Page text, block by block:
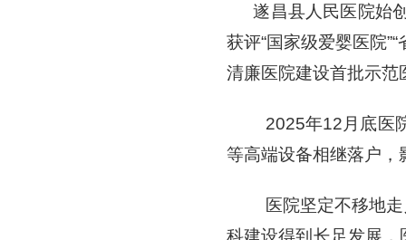
遂昌县人民医院始
获评“国家级爱婴医院
清廉医院建设首批示范
2025年12月底医
等高端设备相继落户，
医院坚定不移地
科建设得到长足发展